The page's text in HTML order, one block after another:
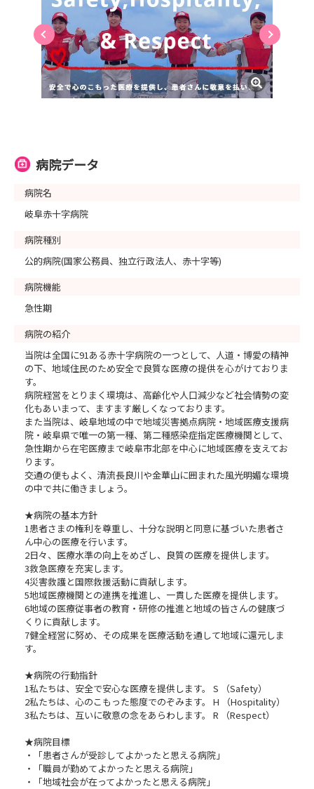
病院データ
病院名
岐阜赤十字病院
病院種別
公的病院(国家公務員、独立行政法人、赤十字等)
病院機能
急性期
病院の紹介
当院は全国に91ある赤十字病院の一つとして、人道・博愛の精神
の下、地域住民のため安全で良質な医療の提供を心がけておりま
す。
病院経営をとりまく環境は、高齢化や人口減少など社会情勢の変
化もあいまって、ますます厳しくなっております。
また当院は、岐阜地域の中で地域災害拠点病院・地域医療支援病
院・岐阜県で唯一の第一種、第二種感染症指定医療機関として、
急性期から在宅医療まで岐阜市北部を中心に地域医療を支えてお
ります。
交通の便もよく、清流長良川や金華山に囲まれた風光明媚な環境
の中で共に働きましょう。
★病院の基本方針
1患者さまの権利を尊重し、十分な説明と同意に基づいた患者さ
ん中心の医療を行います。
2日々、医療水準の向上をめざし、良質の医療を提供します。
3救急医療を充実します。
4災害救護と国際救援活動に貢献します。
5地域医療機関との連携を推進し、一貫した医療を提供します。
6地域の医療従事者の教育・研修の推進と地域の皆さんの健康づ
くりに貢献します。
7健全経営に努め、その成果を医療活動を通して地域に還元しま
す。
★病院の行動指針
1私たちは、安全で安心な医療を提供します。 S （Safety）
2私たちは、心のこもった態度でのぞみます。 H （Hospitality）
3私たちは、互いに敬意の念をあらわします。 R （Respect）
★病院目標
・「患者さんが受診してよかったと思える病院」
・「職員が勤めてよかったと思える病院」
・「地域社会が在ってよかったと思える病院」